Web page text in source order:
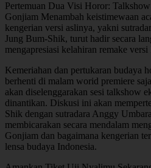
Pertemuan Dua Visi Horor:
Gonjiam Menambah keistimewaan
kengerian versi aslinya, yakni
Jung Bum-Shik, turut hadir secara
mengapresiasi kelahiran remake
Kemeriahan dan pertukaran budaya
berhenti di malam worid premiere
akan diselenggarakan sesi talkshow
dinantikan. Diskusi ini akan
Shik dengan sutradara Anggy
membicarakan secara mendalam
Gonjiam dan bagaimana kengerian
lensa budaya Indonesia.